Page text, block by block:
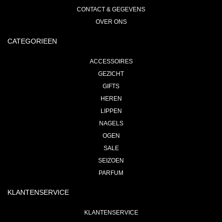
CONTACT & GEGEVENS
OVER ONS
CATEGORIEEN
ACCESSOIRES
GEZICHT
GIFTS
HEREN
LIPPEN
NAGELS
OGEN
SALE
SEIZOEN
PARFUM
KLANTENSERVICE
KLANTENSERVICE